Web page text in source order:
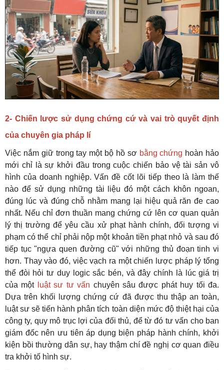
2- Chiến lược sử dụng chứng cứ và vai trò quyết định
của chuyên gia pháp lí
Việc nắm giữ trong tay một bộ hồ sơ bằng chứng hoàn hảo
mới chỉ là sự khởi đầu trong cuộc chiến bảo vệ tài sản vô
hình của doanh nghiệp. Vấn đề cốt lõi tiếp theo là làm thế
nào để sử dụng những tài liệu đó một cách khôn ngoan,
đúng lúc và đúng chỗ nhằm mang lại hiệu quả răn đe cao
nhất. Nếu chỉ đơn thuần mang chứng cứ lên cơ quan quản
lý thị trường để yêu cầu xử phạt hành chính, đối tượng vi
phạm có thể chỉ phải nộp một khoản tiền phạt nhỏ và sau đó
tiếp tục "ngựa quen đường cũ" với những thủ đoạn tinh vi
hơn. Thay vào đó, việc vạch ra một chiến lược pháp lý tổng
thể đòi hỏi tư duy logic sắc bén, và đây chính là lúc giá trị
của một
luật sư tư vấn chuyên sâu được phát huy tối đa.
Dựa trên khối lượng chứng cứ đã được thu thập an toàn,
luật sư sẽ tiến hành phân tích toàn diện mức độ thiệt hại của
công ty, quy mô trục lợi của đối thủ, để từ đó tư vấn cho ban
giám đốc nên ưu tiên áp dụng biện pháp hành chính, khởi
kiện bồi thường dân sự, hay thậm chí đề nghị cơ quan điều
tra khởi tố hình sự.